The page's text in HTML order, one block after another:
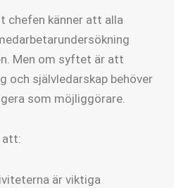
chefen känner att alla
Men om syftet är att
och självledarskap behöver
som möjliggörare.
att:
är viktiga